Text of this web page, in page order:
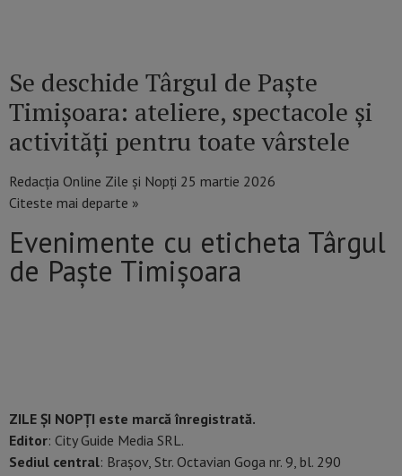
Se deschide Târgul de Paște
Timișoara: ateliere, spectacole și
activități pentru toate vârstele
Redacția Online Zile și Nopți 25 martie 2026
Citeste mai departe »
Evenimente cu eticheta Târgul
de Paște Timișoara
ZILE ȘI NOPȚI este marcă înregistrată.
Editor: City Guide Media SRL.
Sediul central: Brașov, Str. Octavian Goga nr. 9, bl. 290